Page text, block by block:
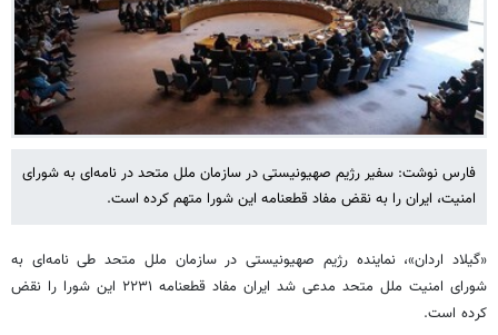
فارس نوشت: سفیر رژیم صهیونیستی در سازمان ملل متحد در نامه‌ای به شورای
امنیت، ایران را به نقض مفاد قطعنامه این شورا متهم کرده است.
«گیلاد اردان»، نماینده رژیم صهیونیستی در سازمان ملل متحد طی نامه‌ای به
شورای امنیت ملل متحد مدعی شد ایران مفاد قطعنامه ۲۲۳۱ این شورا را نقض
کرده است.